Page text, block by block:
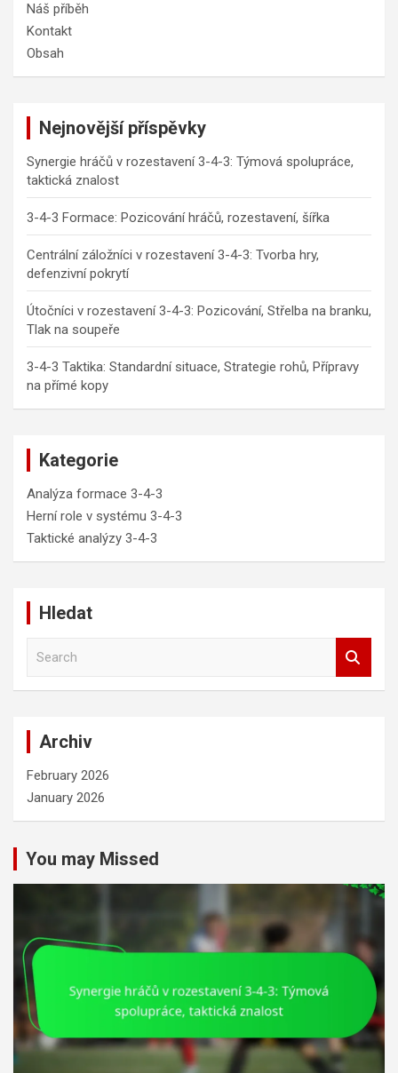
Náš příběh
Kontakt
Obsah
Nejnovější příspěvky
Synergie hráčů v rozestavení 3-4-3: Týmová spolupráce,
taktická znalost
3-4-3 Formace: Pozicování hráčů, rozestavení, šířka
Centrální záložníci v rozestavení 3-4-3: Tvorba hry,
defenzivní pokrytí
Útočníci v rozestavení 3-4-3: Pozicování, Střelba na branku,
Tlak na soupeře
3-4-3 Taktika: Standardní situace, Strategie rohů, Přípravy
na přímé kopy
Kategorie
Analýza formace 3-4-3
Herní role v systému 3-4-3
Taktické analýzy 3-4-3
Hledat
Archiv
February 2026
January 2026
You may Missed